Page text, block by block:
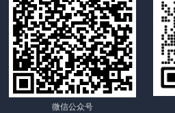
微信公众号